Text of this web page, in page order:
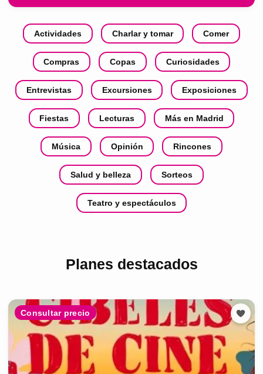
Actividades Charlar y tomar Comer
Compras Copas Curiosidades
Entrevistas Excursiones Exposiciones
Fiestas Lecturas Más en Madrid
Música Opinión Rincones
Salud y belleza Sorteos
Teatro y espectáculos
Planes destacados
Consultar precio